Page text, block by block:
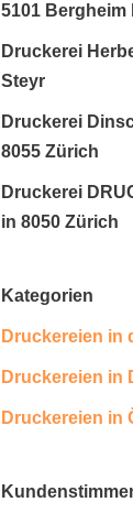
5101 Bergheim
Druckerei
Steyr
Druckerei
8055 Zürich
Druckerei
in 8050 Zürich
Kategorien
Druckereien in
Druckereien in
Druckereien in